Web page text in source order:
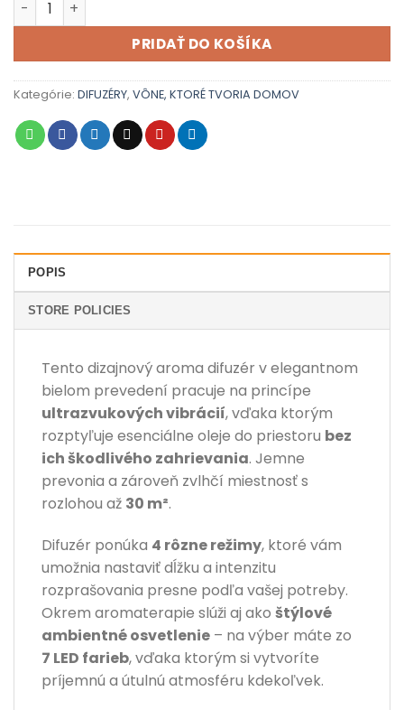
PRIDAŤ DO KOŠÍKA
Kategórie: DIFUZÉRY, VÔNE, KTORÉ TVORIA DOMOV
POPIS
STORE POLICIES
Tento dizajnový aroma difuzér v elegantnom
bielom prevedení pracuje na princípe
ultrazvukových vibrácií, vďaka ktorým
rozptyľuje esenciálne oleje do priestoru bez
ich škodlivého zahrievania. Jemne
prevonia a zároveň zvlhčí miestnosť s
rozlohou až 30 m².
Difuzér ponúka 4 rôzne režimy, ktoré vám
umožnia nastaviť dĺžku a intenzitu
rozprašovania presne podľa vašej potreby.
Okrem aromaterapie slúži aj ako štýlové
ambientné osvetlenie – na výber máte zo
7 LED farieb, vďaka ktorým si vytvoríte
príjemnú a útulnú atmosféru kdekoľvek.